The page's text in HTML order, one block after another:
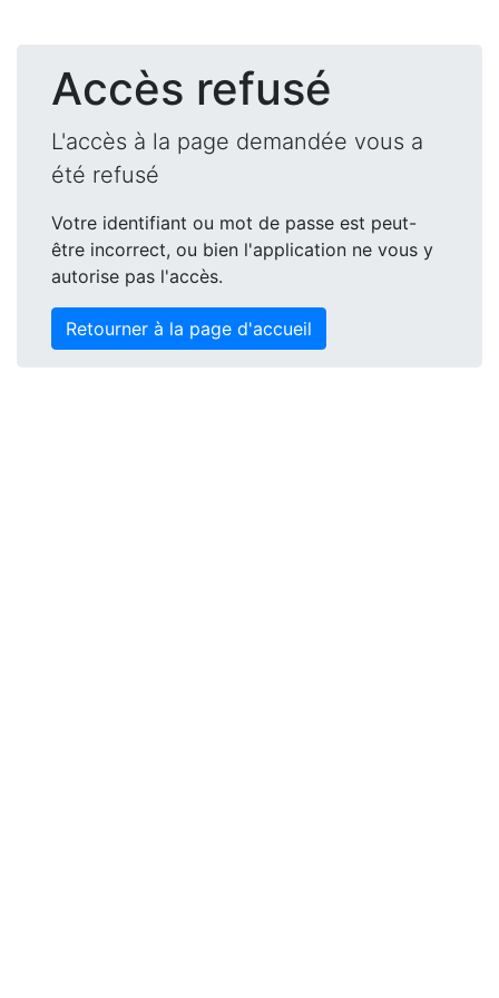
Accès refusé
L'accès à la page demandée vous a
été refusé
Votre identifiant ou mot de passe est peut-
être incorrect, ou bien l'application ne vous y
autorise pas l'accès.
Retourner à la page d'accueil